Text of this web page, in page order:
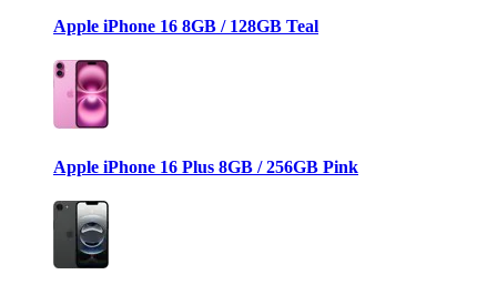
Apple iPhone 16 8GB / 128GB Teal
Apple iPhone 16 Plus 8GB / 256GB Pink